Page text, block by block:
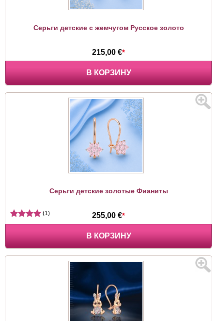
Серьги детские с жемчугом Русское золото
215,00 €*
В КОРЗИНУ
Серьги детские золотые Фианиты
255,00 €*
(1)
В КОРЗИНУ